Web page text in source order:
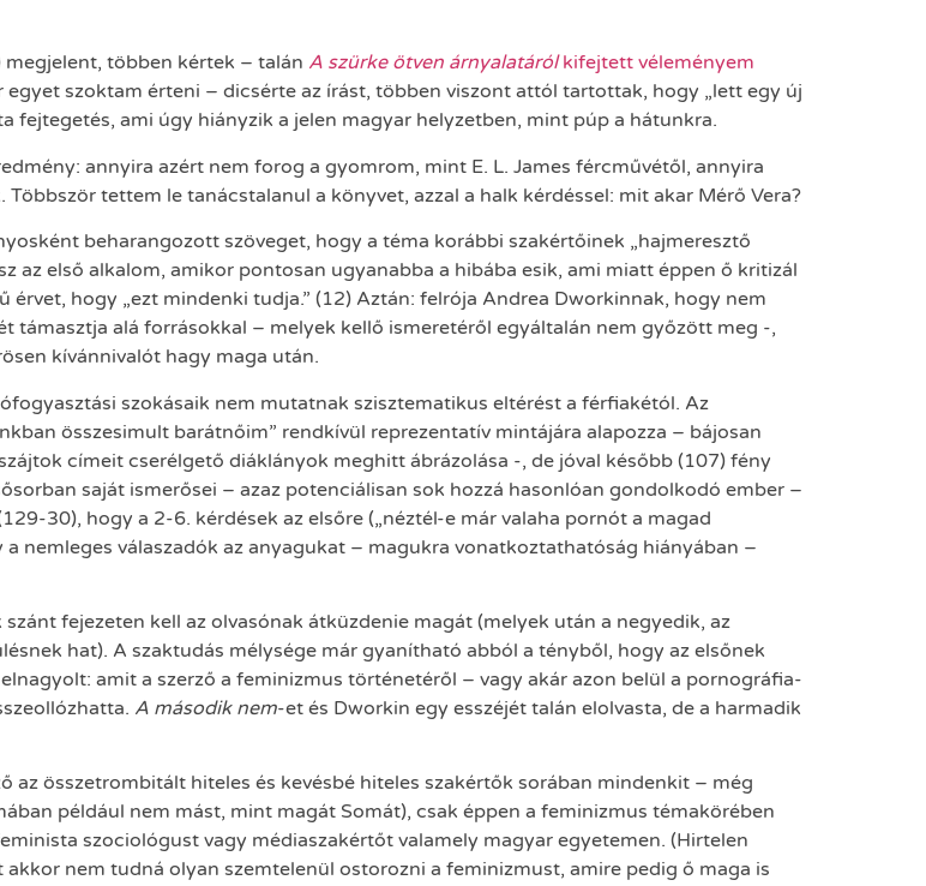
többen kértek – talán A szürke ötven árnyalatárólkifejtett véleményem
szoktam érteni – dicsérte az írást, többen viszont attól tartottak, hogy „lett egy új
fejtegetés, ami úgy hiányzik a jelen magyar helyzetben, mint púp a hátunkra.
annyira azért nem forog a gyomrom, mint E. L. James fércművétől, annyira
tettem le tanácstalanul a könyvet, azzal a halk kérdéssel: mit akar Mérő Vera?
beharangozott szöveget, hogy a téma korábbi szakértőinek „hajmeresztő
az első alkalom, amikor pontosan ugyanabba a hibába esik, ami miatt éppen ő kritizál
hogy „ezt mindenki tudja.” (12) Aztán: felrója Andrea Dworkinnak, hogy nem
támasztja alá forrásokkal – melyek kellő ismeretéről egyáltalán nem győzött meg -,
kívánnivalót hagy maga után.
szokásaik nem mutatnak szisztematikus eltérést a férfiakétól. Az
összesimult barátnőim” rendkívül reprezentatív mintájára alapozza – bájosan
címeit cserélgető diáklányok meghitt ábrázolása -, de jóval később (107) fény
saját ismerősei – azaz potenciálisan sok hozzá hasonlóan gondolkodó ember –
30), hogy a 2-6. kérdések az elsőre („néztél-e már valaha pornót a magad
nemleges válaszadók az anyagukat – magukra vonatkoztathatóság hiányában –
fejezeten kell az olvasónak átküzdenie magát (melyek után a negyedik, az
hat). A szaktudás mélysége már gyanítható abból a tényből, hogy az elsőnek
amit a szerző a feminizmus történetéről – vagy akár azon belül a pornográfia-
A második nem-et és Dworkin egy esszéjét talán elolvasta, de a harmadik
az összetrombitált hiteles és kevésbé hiteles szakértők sorában mindenkit – még
például nem mást, mint magát Somát), csak éppen a feminizmus témakörében
szociológust vagy médiaszakértőt valamely magyar egyetemen. (Hirtelen
nem tudná olyan szemtelenül ostorozni a feminizmust, amire pedig ő maga is